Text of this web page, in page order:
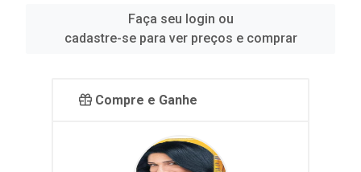
Faça seu login ou
cadastre-se para ver preços e comprar
Compre e Ganhe